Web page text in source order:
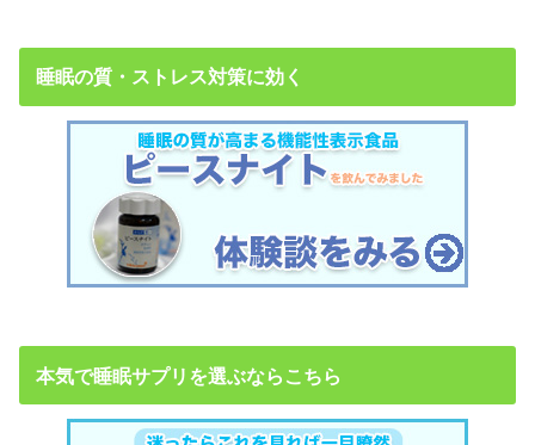
睡眠の質・ストレス対策に効く
本気で睡眠サプリを選ぶならこちら